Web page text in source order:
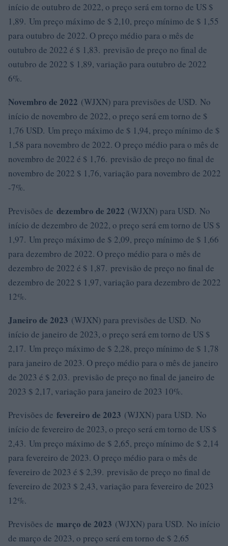
início de outubro de 2022, o preço será em torno de US $
1,89. Um preço máximo de $ 2,10, preço mínimo de $ 1,55
para outubro de 2022. O preço médio para o mês de
outubro de 2022 é $ 1,83. previsão de preço no final de
outubro de 2022 $ 1,89, variação para outubro de 2022
6%.
Novembro de 2022 (WJXN) para previsões de USD. No
início de novembro de 2022, o preço será em torno de $
1,76 USD. Um preço máximo de $ 1,94, preço mínimo de $
1,58 para novembro de 2022. O preço médio para o mês de
novembro de 2022 é $ 1,76. previsão de preço no final de
novembro de 2022 $ 1,76, variação para novembro de 2022
-7%.
Previsões de dezembro de 2022 (WJXN) para USD. No
início de dezembro de 2022, o preço será em torno de US $
1,97. Um preço máximo de $ 2,09, preço mínimo de $ 1,66
para dezembro de 2022. O preço médio para o mês de
dezembro de 2022 é $ 1,87. previsão de preço no final de
dezembro de 2022 $ 1,97, variação para dezembro de 2022
12%.
Janeiro de 2023 (WJXN) para previsões de USD. No
início de janeiro de 2023, o preço será em torno de US $
2,17. Um preço máximo de $ 2,28, preço mínimo de $ 1,78
para janeiro de 2023. O preço médio para o mês de janeiro
de 2023 é $ 2,03. previsão de preço no final de janeiro de
2023 $ 2,17, variação para janeiro de 2023 10%.
Previsões de fevereiro de 2023 (WJXN) para USD. No
início de fevereiro de 2023, o preço será em torno de US $
2,43. Um preço máximo de $ 2,65, preço mínimo de $ 2,14
para fevereiro de 2023. O preço médio para o mês de
fevereiro de 2023 é $ 2,39. previsão de preço no final de
fevereiro de 2023 $ 2,43, variação para fevereiro de 2023
12%.
Previsões de março de 2023 (WJXN) para USD. No início
de março de 2023, o preço será em torno de $ 2,65